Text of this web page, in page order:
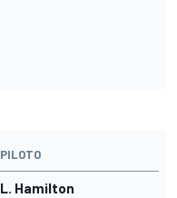
PILOTO
L. Hamilton